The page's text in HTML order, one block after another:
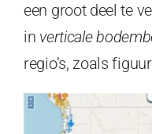
een groot deel te
in verticale
regio’s, zoals